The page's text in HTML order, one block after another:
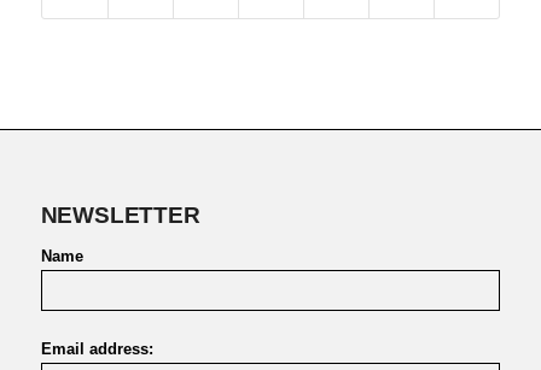
NEWSLETTER
Name
Email address: